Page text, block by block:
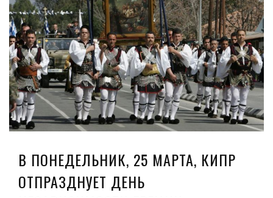
В ПОНЕДЕЛЬНИК, 25 МАРТА, КИПР
ОТПРАЗДНУЕТ ДЕНЬ